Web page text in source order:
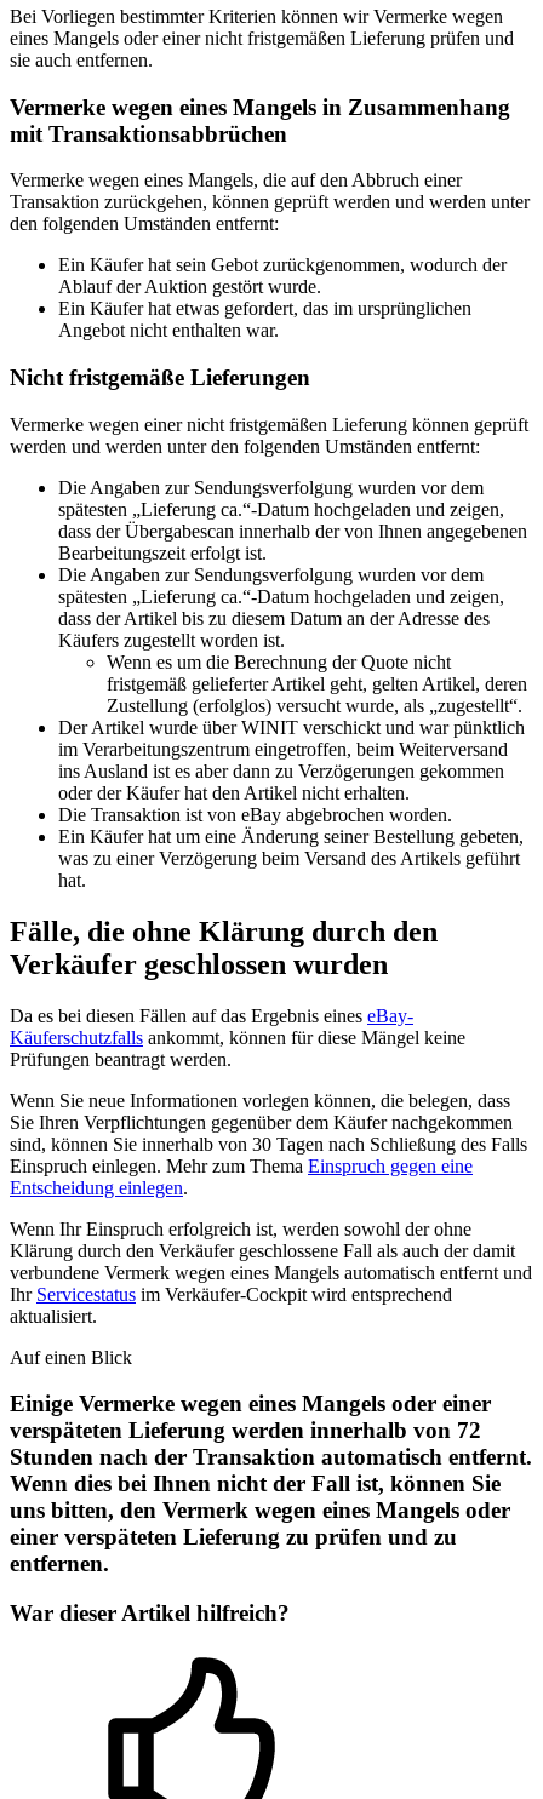
Bei Vorliegen bestimmter Kriterien können wir Vermerke wegen
eines Mangels oder einer nicht fristgemäßen Lieferung prüfen und
sie auch entfernen.
Vermerke wegen eines Mangels in Zusammenhang
mit Transaktionsabbrüchen
Vermerke wegen eines Mangels, die auf den Abbruch einer
Transaktion zurückgehen, können geprüft werden und werden unter
den folgenden Umständen entfernt:
Ein Käufer hat sein Gebot zurückgenommen, wodurch der
Ablauf der Auktion gestört wurde.
Ein Käufer hat etwas gefordert, das im ursprünglichen
Angebot nicht enthalten war.
Nicht fristgemäße Lieferungen
Vermerke wegen einer nicht fristgemäßen Lieferung können geprüft
werden und werden unter den folgenden Umständen entfernt:
Die Angaben zur Sendungsverfolgung wurden vor dem
spätesten „Lieferung ca.“-Datum hochgeladen und zeigen,
dass der Übergabescan innerhalb der von Ihnen angegebenen
Bearbeitungszeit erfolgt ist.
Die Angaben zur Sendungsverfolgung wurden vor dem
spätesten „Lieferung ca.“-Datum hochgeladen und zeigen,
dass der Artikel bis zu diesem Datum an der Adresse des
Käufers zugestellt worden ist.
Wenn es um die Berechnung der Quote nicht
fristgemäß gelieferter Artikel geht, gelten Artikel, deren
Zustellung (erfolglos) versucht wurde, als „zugestellt“.
Der Artikel wurde über WINIT verschickt und war pünktlich
im Verarbeitungszentrum eingetroffen, beim Weiterversand
ins Ausland ist es aber dann zu Verzögerungen gekommen
oder der Käufer hat den Artikel nicht erhalten.
Die Transaktion ist von eBay abgebrochen worden.
Ein Käufer hat um eine Änderung seiner Bestellung gebeten,
was zu einer Verzögerung beim Versand des Artikels geführt
hat.
Fälle, die ohne Klärung durch den
Verkäufer geschlossen wurden
Da es bei diesen Fällen auf das Ergebnis eines eBay-
Käuferschutzfalls ankommt, können für diese Mängel keine
Prüfungen beantragt werden.
Wenn Sie neue Informationen vorlegen können, die belegen, dass
Sie Ihren Verpflichtungen gegenüber dem Käufer nachgekommen
sind, können Sie innerhalb von 30 Tagen nach Schließung des Falls
Einspruch einlegen. Mehr zum Thema Einspruch gegen eine
Entscheidung einlegen.
Wenn Ihr Einspruch erfolgreich ist, werden sowohl der ohne
Klärung durch den Verkäufer geschlossene Fall als auch der damit
verbundene Vermerk wegen eines Mangels automatisch entfernt und
Ihr Servicestatus im Verkäufer-Cockpit wird entsprechend
aktualisiert.
Auf einen Blick
Einige Vermerke wegen eines Mangels oder einer
verspäteten Lieferung werden innerhalb von 72
Stunden nach der Transaktion automatisch entfernt.
Wenn dies bei Ihnen nicht der Fall ist, können Sie
uns bitten, den Vermerk wegen eines Mangels oder
einer verspäteten Lieferung zu prüfen und zu
entfernen.
War dieser Artikel hilfreich?